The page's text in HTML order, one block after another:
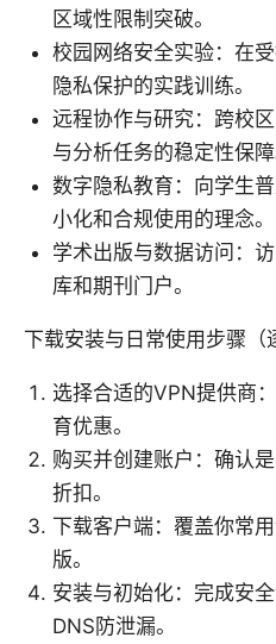
区域性限制突破。
校园网络安全实验：在
隐私保护的实践训练。
远程协作与研究：跨校
与分析任务的稳定性保障
数字隐私教育：向学生
小化和合规使用的理念。
学术出版与数据访问：
库和期刊门户。
下载安装与日常使用步骤（
选择合适的VPN提供商
育优惠。
购买并创建账户：确认
折扣。
下载客户端：覆盖你常
版。
安装与初始化：完成安
DNS防泄漏。